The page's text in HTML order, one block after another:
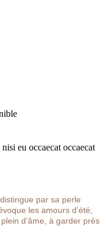
eu occaecat occaecat
par sa perle
les amours d’été,
d’âme, à garder près